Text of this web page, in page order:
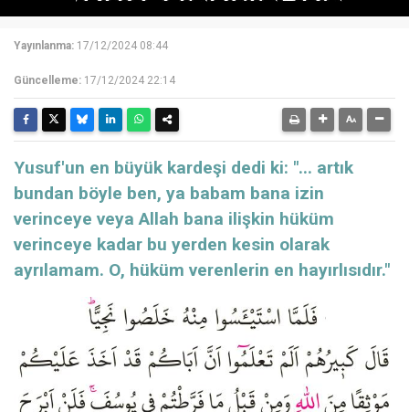
Yayınlanma: 17/12/2024 08:44
Güncelleme: 17/12/2024 22:14
Yusuf'un en büyük kardeşi dedi ki: "... artık
bundan böyle ben, ya babam bana izin
verinceye veya Allah bana ilişkin hüküm
verinceye kadar bu yerden kesin olarak
ayrılamam. O, hüküm verenlerin en hayırlısıdır."